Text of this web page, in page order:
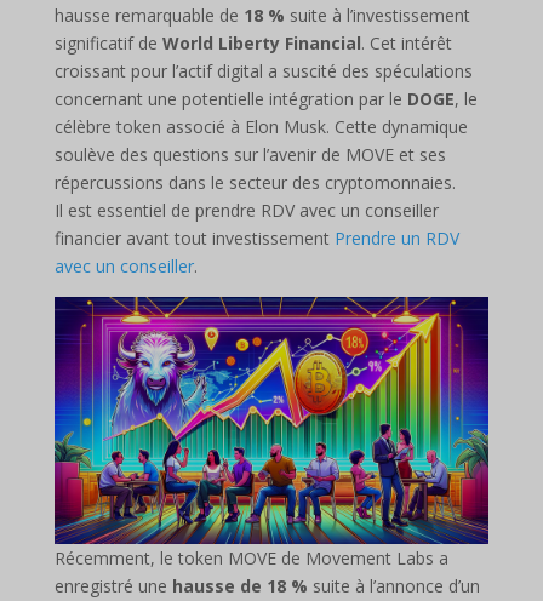
hausse remarquable de 18 % suite à l’investissement
significatif de World Liberty Financial. Cet intérêt
croissant pour l’actif digital a suscité des spéculations
concernant une potentielle intégration par le DOGE, le
célèbre token associé à Elon Musk. Cette dynamique
soulève des questions sur l’avenir de MOVE et ses
répercussions dans le secteur des cryptomonnaies.
Il est essentiel de prendre RDV avec un conseiller
financier avant tout investissement Prendre un RDV
avec un conseiller.
Récemment, le token MOVE de Movement Labs a
enregistré une hausse de 18 % suite à l’annonce d’un